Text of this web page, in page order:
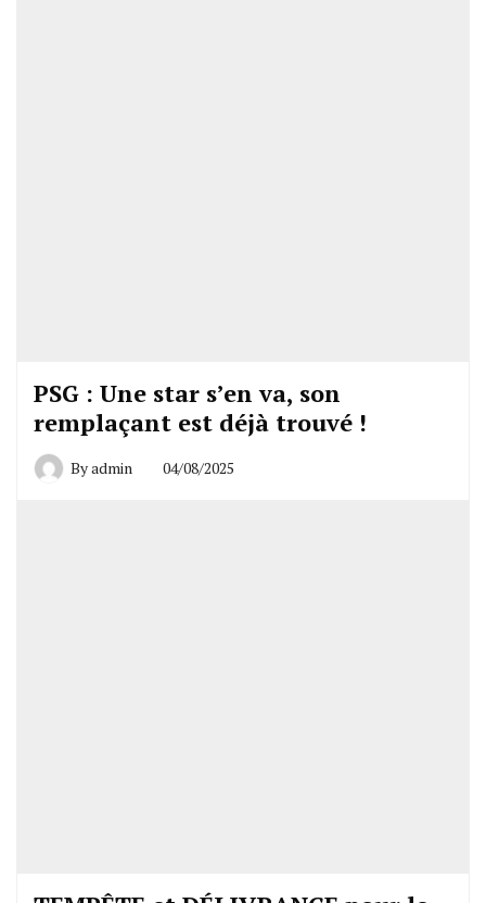
PSG : Une star s’en va, son
remplaçant est déjà trouvé !
Byadmin 04/08/2025